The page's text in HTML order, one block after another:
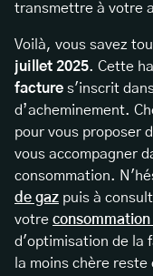
transmettre à votre
Voilà, vous savez
juillet 2025. Cette
facture s'inscrit
d’acheminement.
pour vous proposer
vous accompagner
consommation.
de gaz puis à
votre consommation
d'optimisation de la
la moins chère